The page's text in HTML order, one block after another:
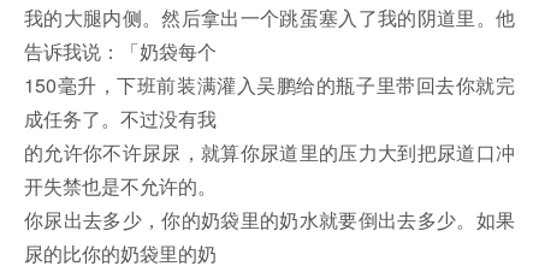
我的大腿内侧。然后拿出一个跳蛋塞入了我的阴道里。他
告诉我说：「奶袋每个
150毫升，下班前装满灌入吴鹏给的瓶子里带回去你就完
成任务了。不过没有我
的允许你不许尿尿，就算你尿道里的压力大到把尿道口冲
开失禁也是不允许的。
你尿出去多少，你的奶袋里的奶水就要倒出去多少。如果
尿的比你的奶袋里的奶